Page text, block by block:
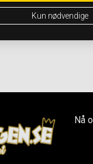
Nå
Kun nødvendige